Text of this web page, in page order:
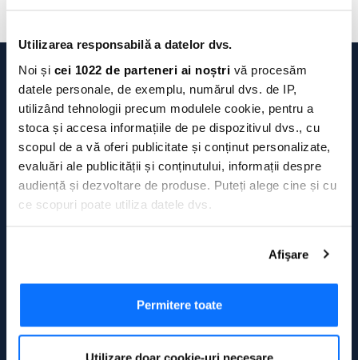
Utilizarea responsabilă a datelor dvs.
Noi și cei 1022 de parteneri ai noștri vă procesăm
datele personale, de exemplu, numărul dvs. de IP,
utilizând tehnologii precum modulele cookie, pentru a
stoca și accesa informațiile de pe dispozitivul dvs., cu
scopul de a vă oferi publicitate și conținut personalizate,
evaluări ale publicității și conținutului, informații despre
audiență și dezvoltare de produse. Puteți alege cine și cu
ce scopuri poate utiliza datele dvs.
Să colectăm informațiile cu privire la locația dvs.
geografică cu o exactitate de până la câțiva metri
Să vă identificăm dispozitivul scanândul-l în mod
Afişare
Permitere toate
Utilizare doar cookie-uri necesare
Acasă/Centru Asistență: Răspunsuri despre credite și carduri |
BENEFICII SI AVANTAJE
Credite AXI Card
Credit NON STOP
Credit cu buletinul